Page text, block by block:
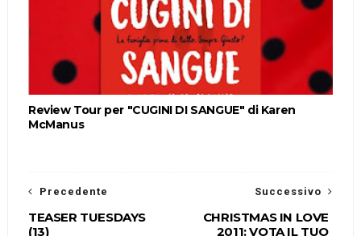
Review Tour per "CUGINI DI SANGUE" di Karen
McManus
Successivo
CHRISTMAS IN LOVE
2011: VOTA IL TUO
Precedente
TEASER TUESDAYS
(13)